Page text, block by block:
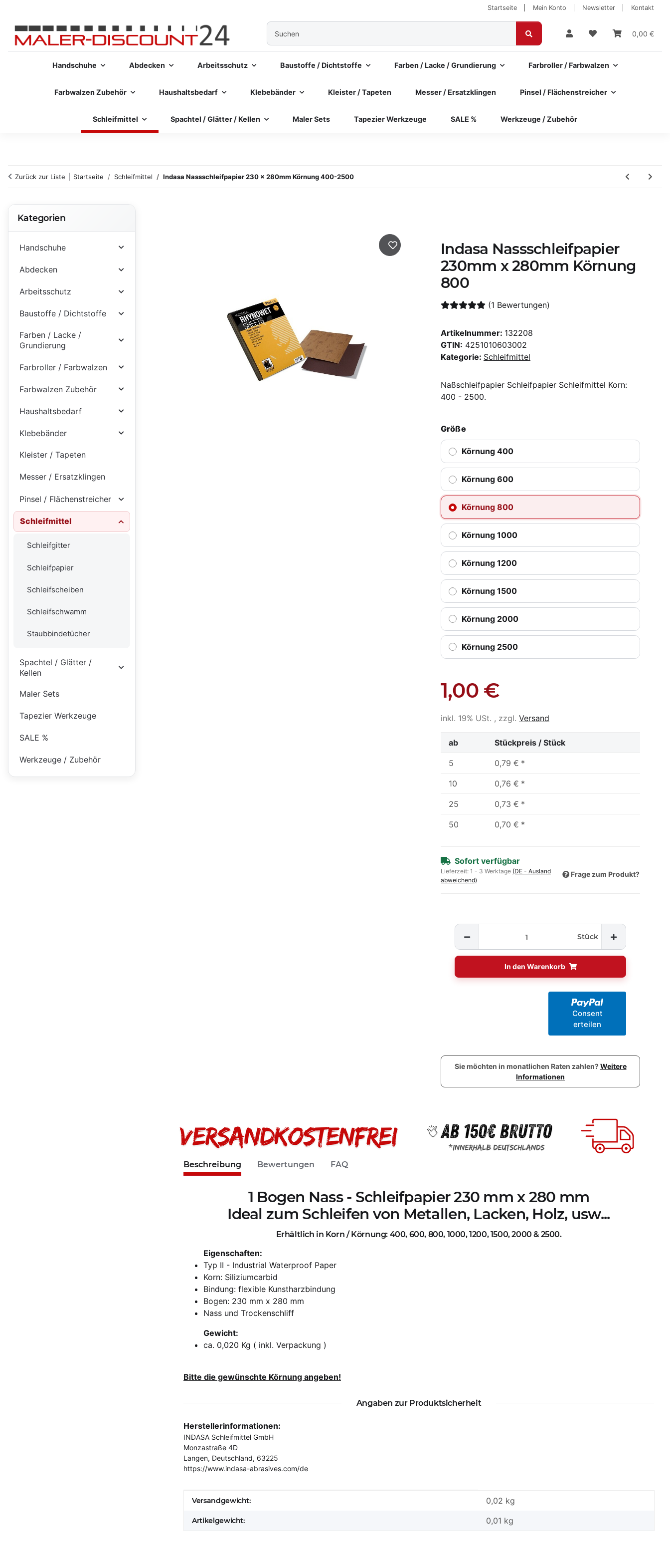
Startseite Mein Konto Newsletter Kontakt
0,00 €
Handschuhe Abdecken Arbeitsschutz Baustoffe / Dichtstoffe Farben / Lacke / Grundierung Farbroller / Farbwalzen
Farbwalzen Zubehör Haushaltsbedarf Klebebänder Kleister / Tapeten Messer / Ersatzklingen Pinsel / Flächenstreicher
Schleifmittel Spachtel / Glätter / Kellen Maler Sets Tapezier Werkzeuge SALE % Werkzeuge / Zubehör
Zurück zur Liste Startseite Schleifmittel Indasa Nassschleifpapier 230 x 280mm Körnung 400-2500
Indasa Nassschleifpapier
230mm x 280mm Körnung
800
(1 Bewertungen)
Artikelnummer: 132208
GTIN: 4251010603002
Kategorie: Schleifmittel
Naßschleifpapier Schleifpapier Schleifmittel Korn:
400 - 2500.
Größe
Körnung 400
Körnung 600
Körnung 800
Körnung 1000
Körnung 1200
Körnung 1500
Körnung 2000
Körnung 2500
1,00 €
inkl. 19% USt. , zzgl. Versand
ab Stückpreis / Stück
5 0,79 € *
10 0,76 € *
25 0,73 € *
50 0,70 € *
Sofort verfügbar
Lieferzeit: 1 - 3 Werktage (DE - Ausland
abweichend)
Frage zum Produkt?
Stück
In den Warenkorb
Consent
erteilen
Sie möchten in monatlichen Raten zahlen?Weitere
Informationen
Beschreibung Bewertungen FAQ
1 Bogen Nass - Schleifpapier 230 mm x 280 mm
Ideal zum Schleifen von Metallen, Lacken, Holz, usw...
Erhältlich in Korn / Körnung: 400, 600, 800, 1000, 1200, 1500, 2000 & 2500.
Eigenschaften:
Typ II - Industrial Waterproof Paper
Korn: Siliziumcarbid
Bindung: flexible Kunstharzbindung
Bogen: 230 mm x 280 mm
Nass und Trockenschliff
Gewicht:
ca. 0,020 Kg ( inkl. Verpackung )
Bitte die gewünschte Körnung angeben!
Angaben zur Produktsicherheit
Herstellerinformationen:
INDASA Schleifmittel GmbH
Monzastraße 4D
Langen, Deutschland, 63225
https://www.indasa-abrasives.com/de
Produkteigenschaft
Wert
Versandgewicht: 0,02 kg
Artikelgewicht: 0,01 kg
Kategorien
Handschuhe
Abdecken
Arbeitsschutz
Baustoffe / Dichtstoffe
Farben / Lacke /
Grundierung
Farbroller / Farbwalzen
Farbwalzen Zubehör
Haushaltsbedarf
Klebebänder
Kleister / Tapeten
Messer / Ersatzklingen
Pinsel / Flächenstreicher
Schleifmittel
Schleifgitter
Schleifpapier
Schleifscheiben
Schleifschwamm
Staubbindetücher
Spachtel / Glätter /
Kellen
Maler Sets
Tapezier Werkzeuge
SALE %
Werkzeuge / Zubehör